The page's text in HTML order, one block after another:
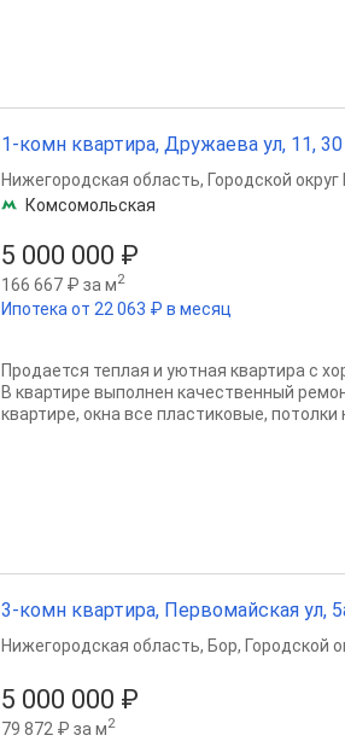
1-комн квартира, Дружаева ул, 11,
5 000 000 ₽
166 667 ₽ за м2
Ипотека от 22 063 ₽ в месяц
Нижегородская область, Городской
Комсомольская
Продается теплая и уютная квартира с
В квaртирe выполнен качественный
квартире, окна все пластиковые,
3-комн квартира, Первомайская ул,
5 000 000 ₽
79 872 ₽ за м2
Нижегородская область, Бор, Городской